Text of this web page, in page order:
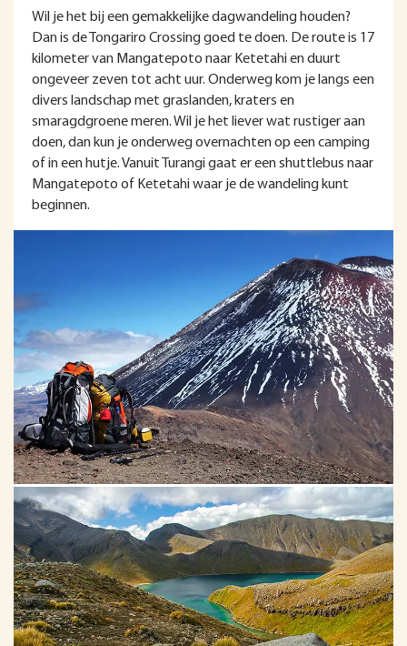
Wil je het bij een gemakkelijke dagwandeling houden?
Dan is de Tongariro Crossing goed te doen. De route is 17
kilometer van Mangatepoto naar Ketetahi en duurt
ongeveer zeven tot acht uur. Onderweg kom je langs een
divers landschap met graslanden, kraters en
smaragdgroene meren. Wil je het liever wat rustiger aan
doen, dan kun je onderweg overnachten op een camping
of in een hutje. Vanuit Turangi gaat er een shuttlebus naar
Mangatepoto of Ketetahi waar je de wandeling kunt
beginnen.